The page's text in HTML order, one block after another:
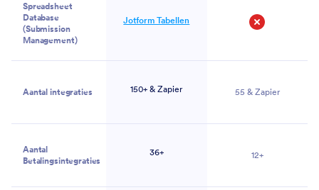
Spreadsheet
Database
(Submission
Management)
Jotform Tabellen
Aantal integraties 150+ & Zapier 55 & Zapier
Aantal
Betalingsintegraties
36+ 12+